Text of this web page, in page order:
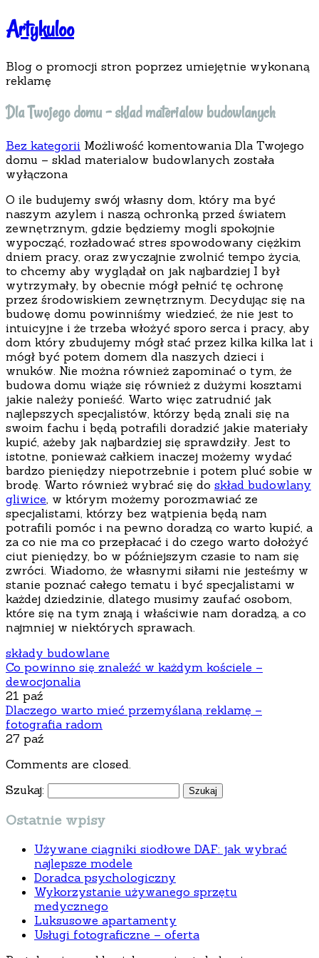
Artykuloo
Blog o promocji stron poprzez umiejętnie wykonaną
reklamę
Dla Twojego domu – sklad materialow budowlanych
Bez kategorii Możliwość komentowania Dla Twojego
domu – sklad materialow budowlanych została
wyłączona
O ile budujemy swój własny dom, który ma być
naszym azylem i naszą ochronką przed światem
zewnętrznym, gdzie będziemy mogli spokojnie
wypocząć, rozładować stres spowodowany ciężkim
dniem pracy, oraz zwyczajnie zwolnić tempo życia,
to chcemy aby wyglądał on jak najbardziej I był
wytrzymały, by obecnie mógł pełnić tę ochronę
przez środowiskiem zewnętrznym. Decydując się na
budowę domu powinniśmy wiedzieć, że nie jest to
intuicyjne i że trzeba włożyć sporo serca i pracy, aby
dom który zbudujemy mógł stać przez kilka kilka lat i
mógł być potem domem dla naszych dzieci i
wnuków. Nie można również zapominać o tym, że
budowa domu wiąże się również z dużymi kosztami
jakie należy ponieść. Warto więc zatrudnić jak
najlepszych specjalistów, którzy będą znali się na
swoim fachu i będą potrafili doradzić jakie materiały
kupić, ażeby jak najbardziej się sprawdziły. Jest to
istotne, ponieważ całkiem inaczej możemy wydać
bardzo pieniędzy niepotrzebnie i potem pluć sobie w
brodę. Warto również wybrać się do skład budowlany
gliwice , w którym możemy porozmawiać ze
specjalistami, którzy bez wątpienia będą nam
potrafili pomóc i na pewno doradzą co warto kupić, a
za co nie ma co przepłacać i do czego warto dołożyć
ciut pieniędzy, bo w późniejszym czasie to nam się
zwróci. Wiadomo, że własnymi siłami nie jesteśmy w
stanie poznać całego tematu i być specjalistami w
każdej dziedzinie, dlatego musimy zaufać osobom,
które się na tym znają i właściwie nam doradzą, a co
najmniej w niektórych sprawach.
składy budowlane
Co powinno się znaleźć w każdym kościele –
dewocjonalia
21 paź
Dlaczego warto mieć przemyślaną reklamę –
fotografia radom
27 paź
Comments are closed.
Szukaj:
Ostatnie wpisy
Używane ciągniki siodłowe DAF: jak wybrać
najlepsze modele
Doradca psychologiczny
Wykorzystanie używanego sprzętu
medycznego
Luksusowe apartamenty
Usługi fotograficzne – oferta